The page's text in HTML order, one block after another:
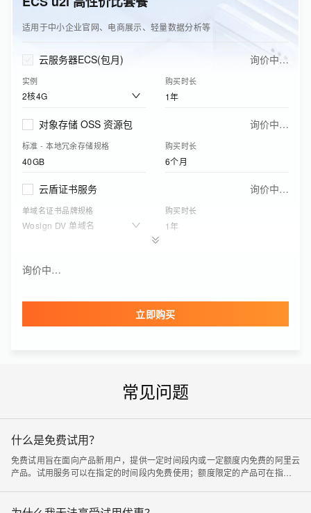
下行流量 购买有效期
适用于中小企业官网、电商展示、轻量数据分析等
云服务器ECS(包月) 询价中…
实例
2核4G
购买时长
1年
对象存储 OSS 资源包 询价中…
标准 - 本地冗余存储规格
40GB
购买时长
6个月
云盾证书服务 询价中…
单域名证书品牌规格
Wosign DV 单域名
购买时长
1年
版本
10GB 1个月
询价中…
立即购买
常见问题
什么是免费试用？
免费试用旨在面向产品新用户，提供一定时间段内或一定额度内免费的阿里云
产品。试用服务可以在指定的时间段内免费使用；额度限定的产品可在指定额